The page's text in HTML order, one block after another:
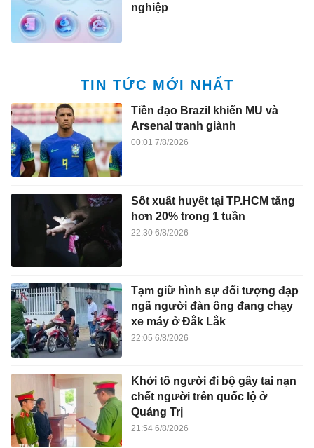
nghiệp
TIN TỨC MỚI NHẤT
Tiền đạo Brazil khiến MU và
Arsenal tranh giành
00:01 7/8/2026
Sốt xuất huyết tại TP.HCM tăng
hơn 20% trong 1 tuần
22:30 6/8/2026
Tạm giữ hình sự đối tượng đạp
ngã người đàn ông đang chạy
xe máy ở Đắk Lắk
22:05 6/8/2026
Khởi tố người đi bộ gây tai nạn
chết người trên quốc lộ ở
Quảng Trị
21:54 6/8/2026